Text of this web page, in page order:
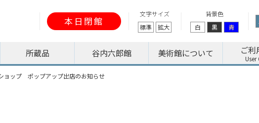
本日閉館
文字サイズ
標準
拡大
背景色
白
黒 青
所蔵品 谷内六郎館 美術館について ご利
ョップ ポップアップ出店のお知らせ